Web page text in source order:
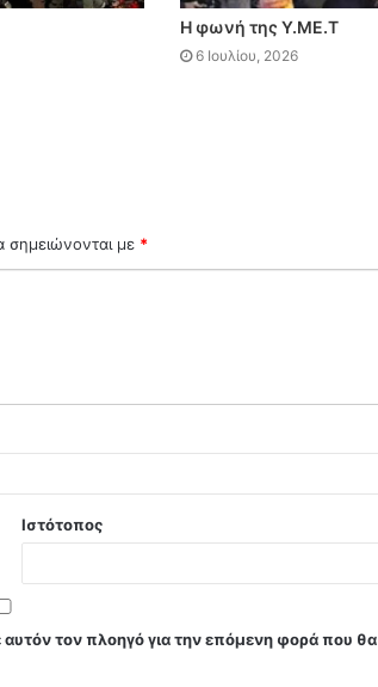
Η φωνή της Υ.ΜΕ.Τ
6 Ιουλίου, 2026
σημειώνονται με *
Ιστότοπος
τον πλοηγό για την επόμενη φορά που θα